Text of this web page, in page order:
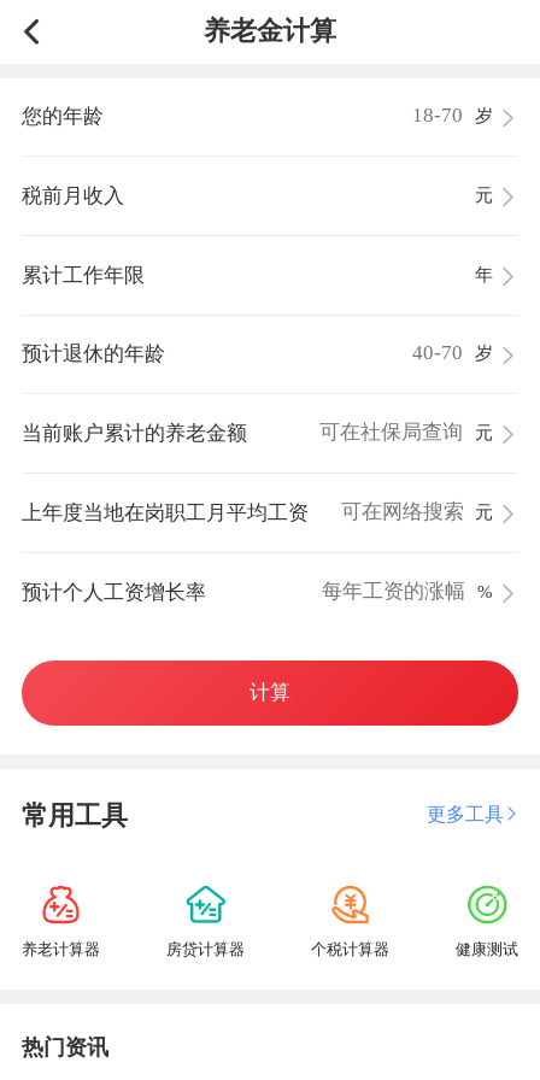
养老金计算
您的年龄 岁
税前月收入 元
累计工作年限 年
预计退休的年龄 岁
当前账户累计的养老金额 元
上年度当地在岗职工月平均工资 元
预计个人工资增长率 %
计算
常用工具 更多工具
养老计算器 房贷计算器 个税计算器 健康测试
热门资讯